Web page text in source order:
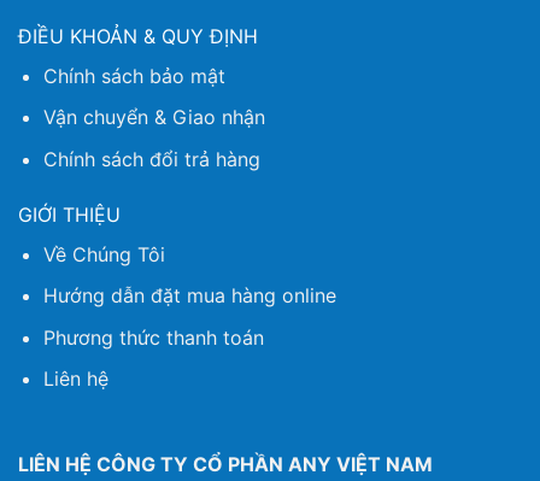
ĐIỀU KHOẢN & QUY ĐỊNH
Chính sách bảo mật
Vận chuyển & Giao nhận
Chính sách đổi trả hàng
GIỚI THIỆU
Về Chúng Tôi
Hướng dẫn đặt mua hàng online
Phương thức thanh toán
Liên hệ
LIÊN HỆ CÔNG TY CỔ PHẦN ANY VIỆT NAM